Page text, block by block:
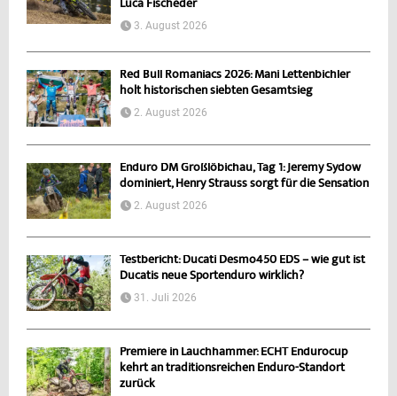
Luca Fischeder
3. August 2026
Red Bull Romaniacs 2026: Mani Lettenbichler
holt historischen siebten Gesamtsieg
2. August 2026
Enduro DM Großlöbichau, Tag 1: Jeremy Sydow
dominiert, Henry Strauss sorgt für die Sensation
2. August 2026
Testbericht: Ducati Desmo450 EDS – wie gut ist
Ducatis neue Sportenduro wirklich?
31. Juli 2026
Premiere in Lauchhammer: ECHT Endurocup
kehrt an traditionsreichen Enduro-Standort
zurück